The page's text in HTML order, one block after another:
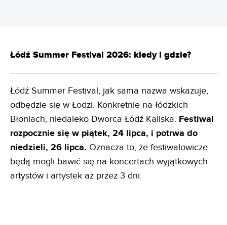
Łódź Summer Festival 2026: kiedy i gdzie?
Łódź Summer Festival, jak sama nazwa wskazuje,
odbędzie się w Łodzi. Konkretnie na łódzkich
Błoniach, niedaleko Dworca Łódź Kaliska. Festiwal
rozpocznie się w piątek, 24 lipca, i potrwa do
niedzieli, 26 lipca. Oznacza to, że festiwalowicze
będą mogli bawić się na koncertach wyjątkowych
artystów i artystek aż przez 3 dni.